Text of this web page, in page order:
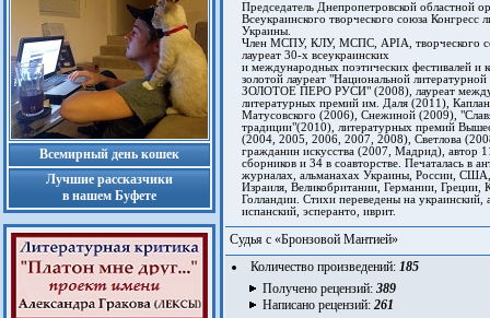
Всемирный день кошек
Лучшие рассказчики
в нашем Буфете
Председатель Днепропетровской областной
Всеукраинского творческого союза Конгресс
Украины.
Член МСПУ, КЛУ, МСПС, APIA, творческого
лауреат 30-х всеукраинских
и международных поэтических фестивалей и
золотой лауреат "Национальной
ЗОЛОТОЕ ПЕРО РУСИ" (2008), лауреат
литературных премий им. Даля (2011),
Матусовского (2006), Снежиной (2009),
традиции"(2010), литературных премий
(2004, 2005, 2006, 2007, 2008), Светлова
гражданин искусства (2007, Мадрид), автор
сборников и 34 в соавторстве. Печаталась в
журналах, альманахах Украины, России,
Израиля, Великобритании, Германии, Греции,
Голландии. Стихи переведены на украинский,
испанский, эсперанто, иврит.
Судья с «Бронзовой Мантией»
Количество произведений: 185
Получено рецензий: 389
Написано рецензий: 261